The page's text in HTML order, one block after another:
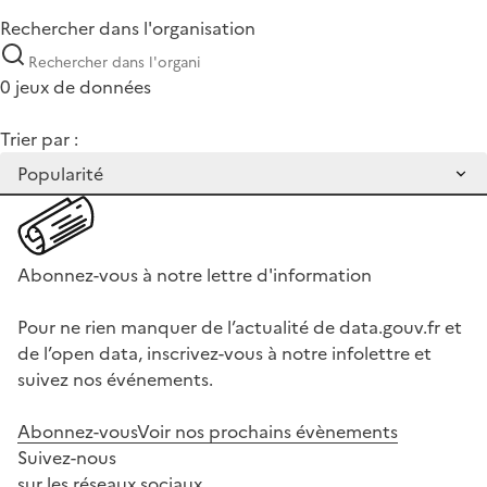
Rechercher dans l'organisation
0 jeux de données
Trier par :
Abonnez-vous à notre lettre d'information
Pour ne rien manquer de l’actualité de data.gouv.fr et
de l’open data, inscrivez-vous à notre infolettre et
suivez nos événements.
Abonnez-vousVoir nos prochains évènements
Suivez-nous